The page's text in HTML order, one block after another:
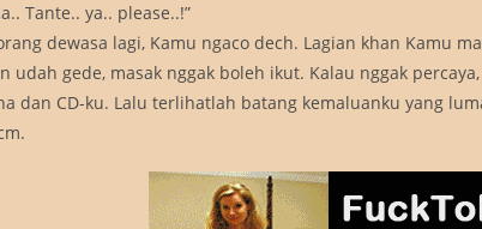
Tante.. ya.. please..!”
dewasa lagi, Kamu ngaco dech. Lagian khan Kamu
udah gede, masak nggak boleh ikut. Kalau nggak
dan CD-ku. Lalu terlihatlah batang kemaluanku yang